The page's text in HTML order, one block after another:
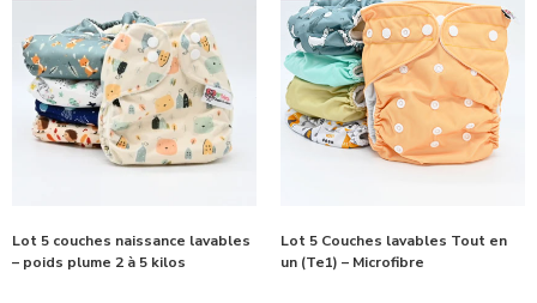
Lot 5 couches naissance lavables
– poids plume 2 à 5 kilos
Lot 5 Couches lavables Tout en
un (Te1) – Microfibre